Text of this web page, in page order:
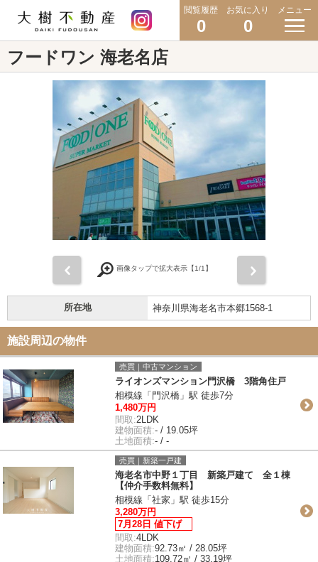
閲覧履歴
0
お気に入り
0
メニュー
フードワン 海老名店
画像タップで拡大表示【1/1】
所在地 神奈川県海老名市本郷1568-1
施設周辺の物件
売買｜中古マンション
ライオンズマンション門沢橋 3階角住戸
相模線「門沢橋」駅 徒歩7分
1,480万円
間取:2LDK
建物面積:- / 19.05坪
土地面積:- / -
売買｜新築一戸建
海老名市中野１丁目 新築戸建て 全１棟
【仲介手数料無料】
相模線「社家」駅 徒歩15分
3,280万円
7月28日 値下げ
間取:4LDK
建物面積:92.73㎡ / 28.05坪
土地面積:109.72㎡ / 33.19坪